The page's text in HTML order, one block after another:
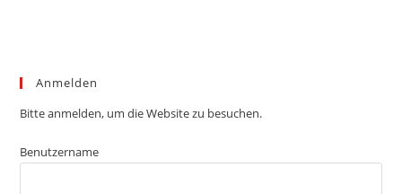
Anmelden
Bitte anmelden, um die Website zu besuchen.
Benutzername